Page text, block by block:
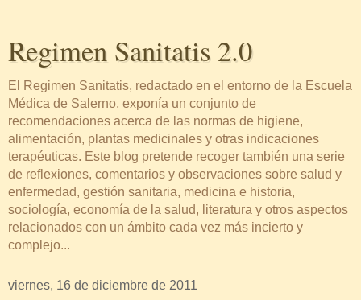
Regimen Sanitatis 2.0
El Regimen Sanitatis, redactado en el entorno de la Escuela
Médica de Salerno, exponía un conjunto de
recomendaciones acerca de las normas de higiene,
alimentación, plantas medicinales y otras indicaciones
terapéuticas. Este blog pretende recoger también una serie
de reflexiones, comentarios y observaciones sobre salud y
enfermedad, gestión sanitaria, medicina e historia,
sociología, economía de la salud, literatura y otros aspectos
relacionados con un ámbito cada vez más incierto y
complejo...
viernes, 16 de diciembre de 2011